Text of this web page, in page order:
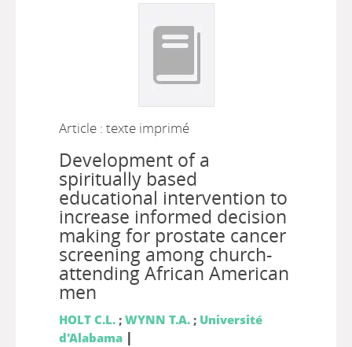
Article : texte imprimé
Development of a
spiritually based
educational intervention to
increase informed decision
making for prostate cancer
screening among church-
attending African American
men
HOLT C.L.; WYNN T.A.; Université
d'Alabama |